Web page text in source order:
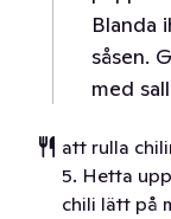
Blanda
såsen.
med
att rulla
5. Hetta
chili lätt på